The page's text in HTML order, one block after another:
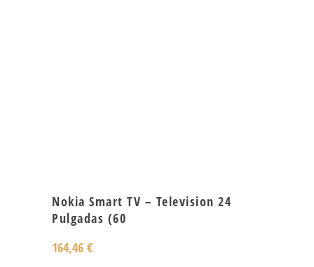
Nokia Smart TV – Television 24
Pulgadas (60
164,46 €